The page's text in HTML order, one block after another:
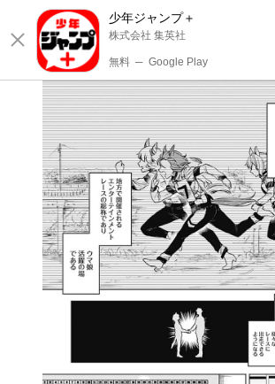
少年ジャンプ＋
株式会社 集英社
無料 ─ Google Play